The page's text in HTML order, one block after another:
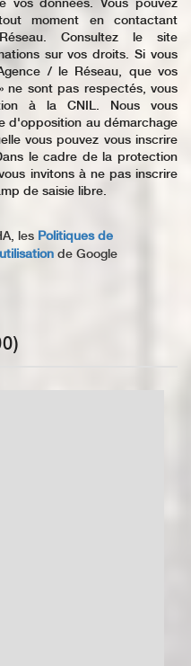
données. Vous pouvez
moment en contactant
Consultez le site
sur vos droits. Si vous
/ le Réseau, que vos
ne sont pas respectés, vous
à la CNIL. Nous vous
d'opposition au démarchage
vous pouvez vous inscrire
le cadre de la protection
invitons à ne pas inscrire
de saisie libre.
les Politiques de
de Google